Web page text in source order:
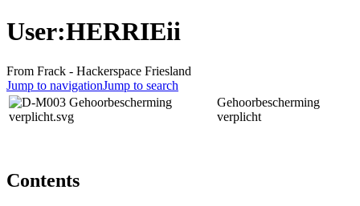
User:HERRIEii
From Frack - Hackerspace Friesland
Jump to navigationJump to search
Gehoorbescherming
verplicht
Contents